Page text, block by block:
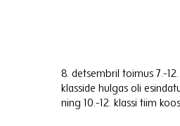
8. detsembril toimus 7.-
klasside hulgas oli
ning 10.-12. klassi tiim